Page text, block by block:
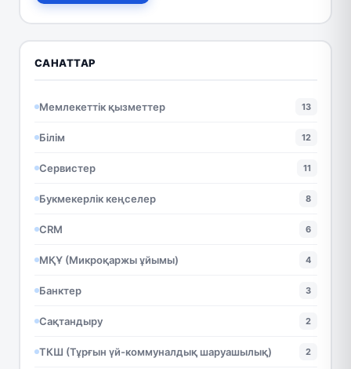
САНАТТАР
Мемлекеттік қызметтер 13
Білім 12
Сервистер 11
Букмекерлік кеңселер 8
CRM 6
МҚҰ (Микроқаржы ұйымы) 4
Банктер 3
Сақтандыру 2
ТКШ (Тұрғын үй-коммуналдық шаруашылық) 2